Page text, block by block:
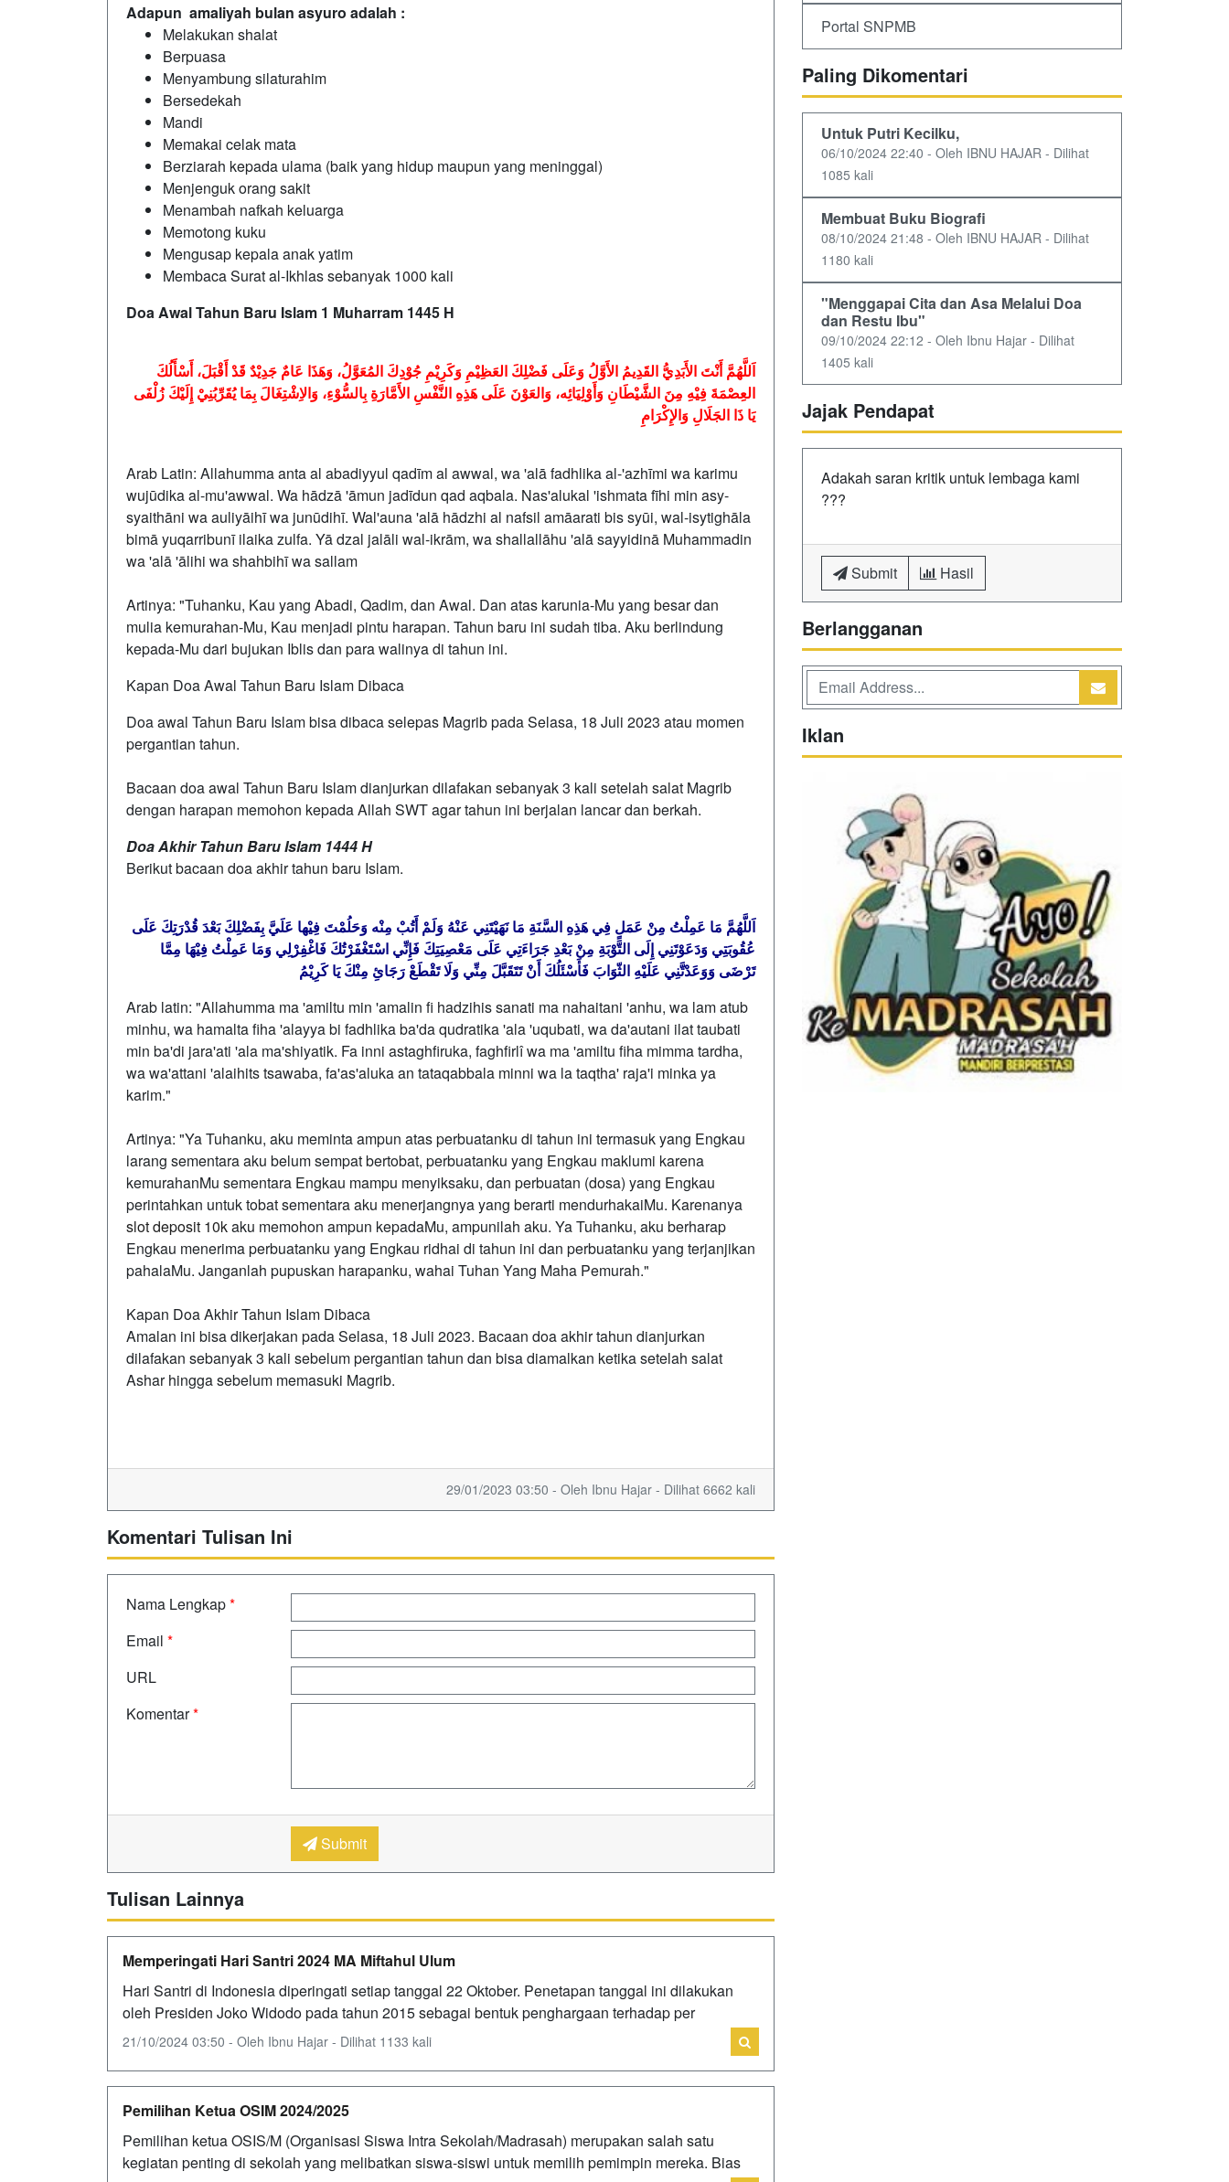
Adapun amaliyah bulan asyuro adalah :
Melakukan shalat
Berpuasa
Menyambung silaturahim
Bersedekah
Mandi
Memakai celak mata
Berziarah kepada ulama (baik yang hidup maupun yang meninggal)
Menjenguk orang sakit
Menambah nafkah keluarga
Memotong kuku
Mengusap kepala anak yatim
Membaca Surat al-Ikhlas sebanyak 1000 kali
Doa Awal Tahun Baru Islam 1 Muharram 1445 H
اَللَّهُمَّ أَنْتَ الأَبَدِيُّ القَدِيمُ الأَوَّلُ وَعَلَى فَضْلِكَ العَظِيْمِ وَكَرِيْمِ جُوْدِكَ المُعَوَّلُ، وَهَذَا عَامٌ جَدِيْدٌ قَدْ أَقْبَلَ، أَسْأَلُكَ
العِصْمَةَ فِيْهِ مِنَ الشَّيْطَانِ وَأَوْلِيَائِه، وَالعَوْنَ عَلَى هَذِهِ النَّفْسِ الأَمَّارَةِ بِالسُّوْءِ، وَالاِشْتِغَالَ بِمَا يُقَرِّبُنِيْ إِلَيْكَ زُلْفَى
يَا ذَا الجَلَالِ وَالإِكْرَامِ
Arab Latin: Allahumma anta al abadiyyul qadīm al awwal, wa 'alā fadhlika al-'azhīmi wa karimu
wujūdika al-mu'awwal. Wa hādzā 'āmun jadīdun qad aqbala. Nas'alukal 'ishmata fīhi min asy-
syaithāni wa auliyāihī wa junūdihī. Wal'auna 'alā hādzhi al nafsil amāarati bis syūi, wal-isytighāla
bimā yuqarribunī ilaika zulfa. Yā dzal jalāli wal-ikrām, wa shallallāhu 'alā sayyidinā Muhammadin
wa 'alā 'ālihi wa shahbihī wa sallam
Artinya: "Tuhanku, Kau yang Abadi, Qadim, dan Awal. Dan atas karunia-Mu yang besar dan
mulia kemurahan-Mu, Kau menjadi pintu harapan. Tahun baru ini sudah tiba. Aku berlindung
kepada-Mu dari bujukan Iblis dan para walinya di tahun ini.
Kapan Doa Awal Tahun Baru Islam Dibaca
Doa awal Tahun Baru Islam bisa dibaca selepas Magrib pada Selasa, 18 Juli 2023 atau momen
pergantian tahun.
Bacaan doa awal Tahun Baru Islam dianjurkan dilafakan sebanyak 3 kali setelah salat Magrib
dengan harapan memohon kepada Allah SWT agar tahun ini berjalan lancar dan berkah.
Doa Akhir Tahun Baru Islam 1444 H
Berikut bacaan doa akhir tahun baru Islam.
اَللَّهُمَّ مَا عَمِلْتُ مِنْ عَمَلٍ فِي هَذِهِ السَّنَةِ مَا نَهَيْتَنِي عَنْهُ وَلَمْ أَتُبْ مِنْه وَحَلُمْتَ فِيْها عَلَيَّ بِفَضْلِكَ بَعْدَ قُدْرَتِكَ عَلَى
عُقُوبَتِي وَدَعَوْتَنِي إِلَى التَّوْبَةِ مِنْ بَعْدِ جَرَاءَتِي عَلَى مَعْصِيَتِكَ فَإِنِّي اسْتَغْفَرْتُكَ فَاغْفِرْلِي وَمَا عَمِلْتُ فِيْهَا مِمَّا
تَرْضَى وَوَعَدْتَّنِي عَلَيْهِ الثّوَابَ فَأَسْئَلُكَ أَنْ تَتَقَبَّلَ مِنِّي وَلَا تَقْطَعْ رَجَائِ مِنْكَ يَا كَرِيْمُ
Arab latin: "Allahumma ma 'amiltu min 'amalin fi hadzihis sanati ma nahaitani 'anhu, wa lam atub
minhu, wa hamalta fiha 'alayya bi fadhlika ba'da qudratika 'ala 'uqubati, wa da'autani ilat taubati
min ba'di jara'ati 'ala ma'shiyatik. Fa inni astaghfiruka, faghfirlî wa ma 'amiltu fiha mimma tardha,
wa wa'attani 'alaihits tsawaba, fa'as'aluka an tataqabbala minni wa la taqtha' raja'i minka ya
karim."
Artinya: "Ya Tuhanku, aku meminta ampun atas perbuatanku di tahun ini termasuk yang Engkau
larang sementara aku belum sempat bertobat, perbuatanku yang Engkau maklumi karena
kemurahanMu sementara Engkau mampu menyiksaku, dan perbuatan (dosa) yang Engkau
perintahkan untuk tobat sementara aku menerjangnya yang berarti mendurhakaiMu. Karenanya
slot deposit 10kaku memohon ampun kepadaMu, ampunilah aku. Ya Tuhanku, aku berharap
Engkau menerima perbuatanku yang Engkau ridhai di tahun ini dan perbuatanku yang terjanjikan
pahalaMu. Janganlah pupuskan harapanku, wahai Tuhan Yang Maha Pemurah."
Kapan Doa Akhir Tahun Islam Dibaca
Amalan ini bisa dikerjakan pada Selasa, 18 Juli 2023. Bacaan doa akhir tahun dianjurkan
dilafakan sebanyak 3 kali sebelum pergantian tahun dan bisa diamalkan ketika setelah salat
Ashar hingga sebelum memasuki Magrib.
29/01/2023 03:50 - Oleh Ibnu Hajar - Dilihat 6662 kali
Komentari Tulisan Ini
Nama Lengkap*
Email *
URL
Komentar*
Submit
Tulisan Lainnya
Memperingati Hari Santri 2024 MA Miftahul Ulum
Hari Santri di Indonesia diperingati setiap tanggal 22 Oktober. Penetapan tanggal ini dilakukan
oleh Presiden Joko Widodo pada tahun 2015 sebagai bentuk penghargaan terhadap per
21/10/2024 03:50 - Oleh Ibnu Hajar - Dilihat 1133 kali
Pemilihan Ketua OSIM 2024/2025
Pemilihan ketua OSIS/M (Organisasi Siswa Intra Sekolah/Madrasah) merupakan salah satu
kegiatan penting di sekolah yang melibatkan siswa-siswi untuk memilih pemimpin mereka. Bias
Portal SNPMB
Paling Dikomentari
Untuk Putri Kecilku,
06/10/2024 22:40 - Oleh IBNU HAJAR - Dilihat
1085 kali
Membuat Buku Biografi
08/10/2024 21:48 - Oleh IBNU HAJAR - Dilihat
1180 kali
"Menggapai Cita dan Asa Melalui Doa
dan Restu Ibu"
09/10/2024 22:12 - Oleh Ibnu Hajar - Dilihat
1405 kali
Jajak Pendapat
Adakah saran kritik untuk lembaga kami
???
Submit Hasil
Berlangganan
Iklan